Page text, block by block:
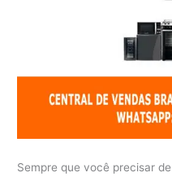
Sempre que você precisar